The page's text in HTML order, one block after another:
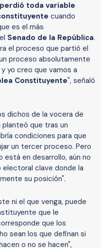
perdió toda variable
cuando
es el más
Senado de la República.
el proceso que partió el
proceso absolutamente
yo creo que vamos a
Constituyente", señaló
dichos de la vocera de
planteó que tras un
condiciones para que
un tercer proceso. Pero
en desarrollo, aún no
electoral clave donde la
su posición".
ni el que venga, puede
que le
que los
sean los que definan si
o no se hacen",